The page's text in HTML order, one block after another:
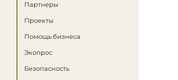
Партнеры
Проекты
Помощь бизнеса
Экопрос
Безопасность